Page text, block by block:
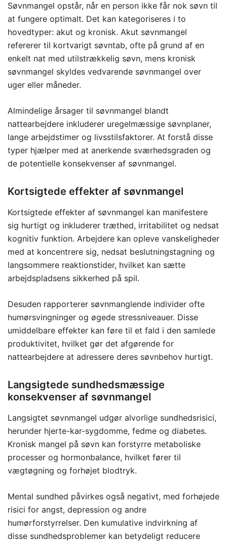
Søvnmangel opstår, når en person ikke får nok søvn til
at fungere optimalt. Det kan kategoriseres i to
hovedtyper: akut og kronisk. Akut søvnmangel
refererer til kortvarigt søvntab, ofte på grund af en
enkelt nat med utilstrækkelig søvn, mens kronisk
søvnmangel skyldes vedvarende søvnmangel over
uger eller måneder.
Almindelige årsager til søvnmangel blandt
nattearbejdere inkluderer uregelmæssige søvnplaner,
lange arbejdstimer og livsstilsfaktorer. At forstå disse
typer hjælper med at anerkende sværhedsgraden og
de potentielle konsekvenser af søvnmangel.
Kortsigtede effekter af søvnmangel
Kortsigtede effekter af søvnmangel kan manifestere
sig hurtigt og inkluderer træthed, irritabilitet og nedsat
kognitiv funktion. Arbejdere kan opleve vanskeligheder
med at koncentrere sig, nedsat beslutningstagning og
langsommere reaktionstider, hvilket kan sætte
arbejdspladsens sikkerhed på spil.
Desuden rapporterer søvnmanglende individer ofte
humørsvingninger og øgede stressniveauer. Disse
umiddelbare effekter kan føre til et fald i den samlede
produktivitet, hvilket gør det afgørende for
nattearbejdere at adressere deres søvnbehov hurtigt.
Langsigtede sundhedsmæssige
konsekvenser af søvnmangel
Langsigtet søvnmangel udgør alvorlige sundhedsrisici,
herunder hjerte-kar-sygdomme, fedme og diabetes.
Kronisk mangel på søvn kan forstyrre metaboliske
processer og hormonbalance, hvilket fører til
vægtøgning og forhøjet blodtryk.
Mental sundhed påvirkes også negativt, med forhøjede
risici for angst, depression og andre
humørforstyrrelser. Den kumulative indvirkning af
disse sundhedsproblemer kan betydeligt reducere